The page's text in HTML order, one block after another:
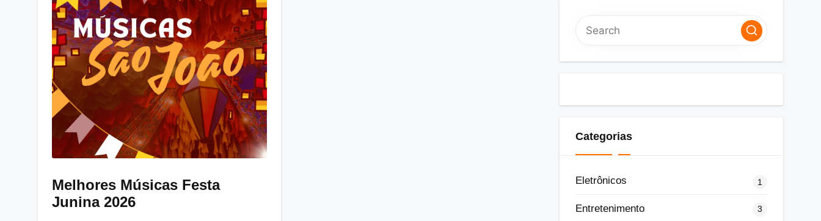
Melhores Músicas Festa
Junina 2026
Categorias
Eletrônicos 1
Entretenimento 3